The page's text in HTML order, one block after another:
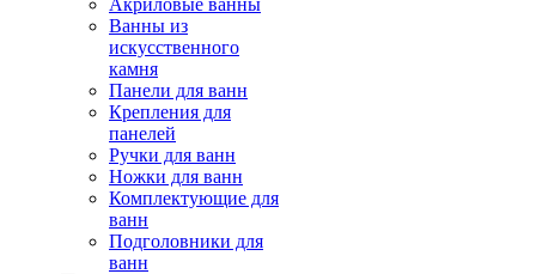
Акриловые ванны
Ванны из
искусственного
камня
Панели для ванн
Крепления для
панелей
Ручки для ванн
Ножки для ванн
Комплектующие для
ванн
Подголовники для
ванн